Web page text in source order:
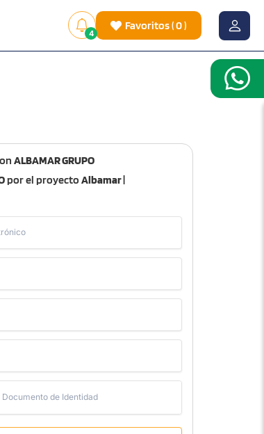
4
Favoritos(0)
ALBAMAR GRUPO
por el proyecto Albamar |
Documento de Identidad